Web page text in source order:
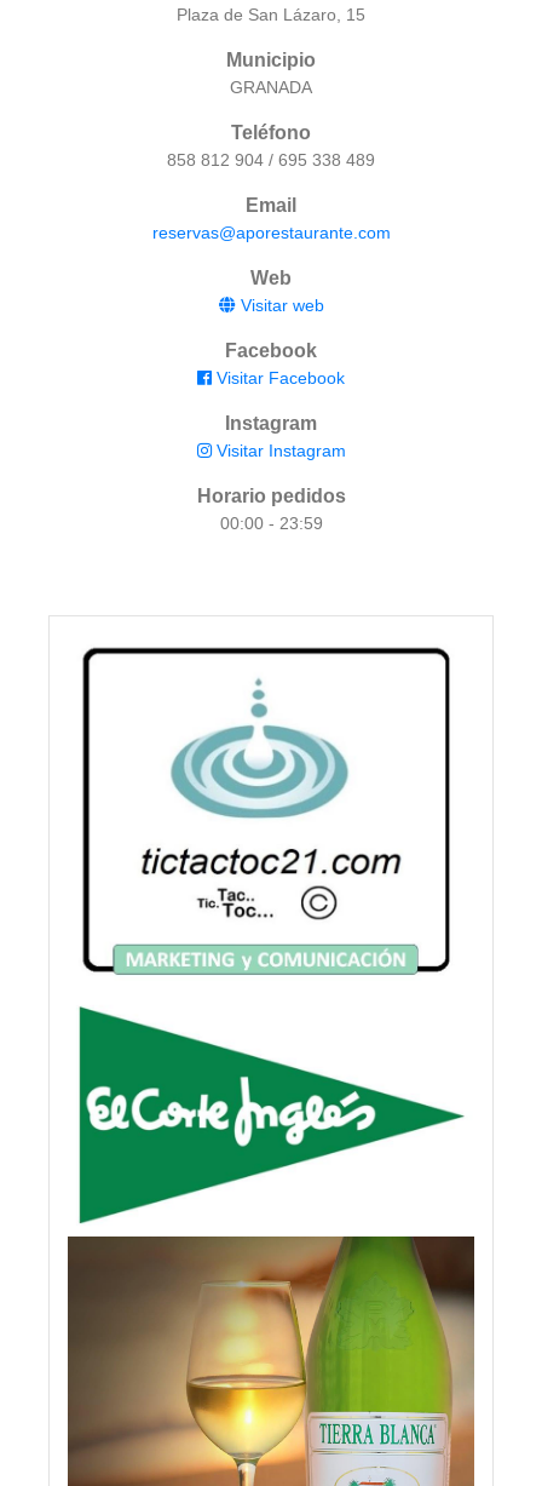
Plaza de San Lázaro, 15
Municipio
GRANADA
Teléfono
858 812 904 / 695 338 489
Email
reservas@aporestaurante.com
Web
Visitar web
Facebook
Visitar Facebook
Instagram
Visitar Instagram
Horario pedidos
00:00 - 23:59